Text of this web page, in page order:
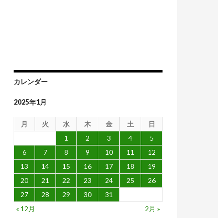
よ
カレンダー
2025年1月
月 火 水 木 金 土
日
1
2 3 4
5
6
7 8 9 10 11
12
13
14 15 16 17 18
19
20
21 22 23 24 25
26
27
28 29 30
31
« 12月
2月 »